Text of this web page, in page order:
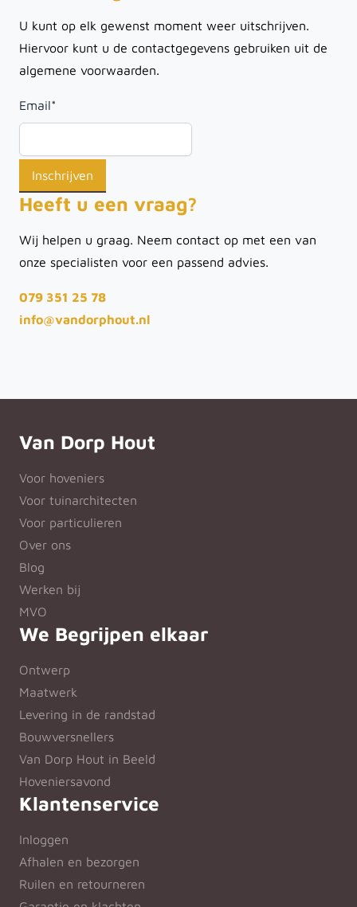
U kunt op elk gewenst moment weer uitschrijven.
Hiervoor kunt u de contactgegevens gebruiken uit de
algemene voorwaarden.
Email*
Heeft u een vraag?
Wij helpen u graag. Neem contact op met een van
onze specialisten voor een passend advies.
079 351 25 78
info@vandorphout.nl
Van Dorp Hout
Voor hoveniers
Voor tuinarchitecten
Voor particulieren
Over ons
Blog
Werken bij
MVO
We Begrijpen elkaar
Ontwerp
Maatwerk
Levering in de randstad
Bouwversnellers
Van Dorp Hout in Beeld
Hoveniersavond
Klantenservice
Inloggen
Afhalen en bezorgen
Ruilen en retourneren